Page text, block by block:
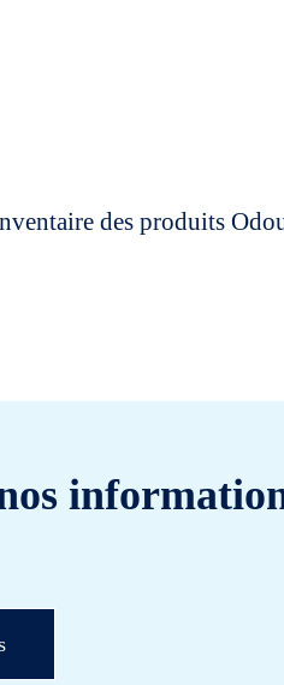
des produits